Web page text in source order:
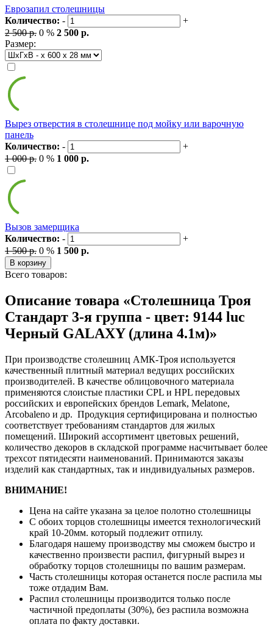
Еврозапил столешницы
Количество: -
+
2 500 р. 0 % 2 500 р.
Размер:
Вырез отверстия в столешнице под мойку или варочную
панель
Количество: -
+
1 000 р. 0 % 1 000 р.
Вызов замерщика
Количество: -
+
1 500 р. 0 % 1 500 р.
В корзину
Всего товаров:
Описание товара «Столешница Троя
Стандарт 3-я группа - цвет: 9144 luc
Черный GALAXY (длина 4.1м)»
При производстве столешниц АМК-Троя используется
качественный плитный материал ведущих российских
производителей. В качестве облицовочного материала
применяются слоистые пластики CPL и HPL передовых
российских и европейских брендов Lemark, Melatone,
Arcobaleno и др. Продукция сертифицирована и полностью
соответствует требованиям стандартов для жилых
помещений. Широкий ассортимент цветовых решений,
количество декоров в складской программе насчитывает более
трехсот пятидесяти наименований. Принимаются заказы
изделий как стандартных, так и индивидуальных размеров.
ВНИМАНИЕ!
Цена на сайте указана за целое полотно столешницы
С обоих торцов столешницы имеется технологический
край 10-20мм. который подлежит отпилу.
Благодаря нашему производству мы сможем быстро и
качественно произвести распил, фигурный вырез и
обработку торцов столешницы по вашим размерам.
Часть столешницы которая останется после распила мы
тоже отдадим Вам.
Распил столешницы производится только после
частичной предоплаты (30%), без распила возможна
оплата по факту доставки.